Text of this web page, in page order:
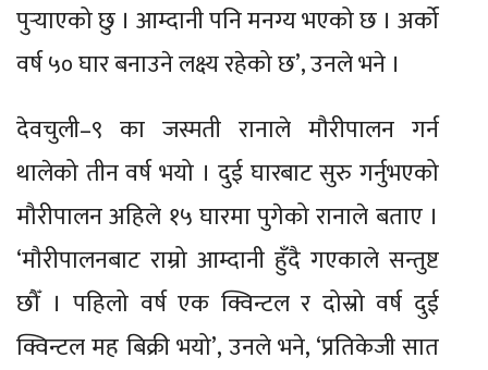
पुर्‍याएको छु । आम्दानी पनि मनग्य भएको छ । अर्को
वर्ष ५० घार बनाउने लक्ष्य रहेको छ’, उनले भने ।
देवचुली–९ का जस्मती रानाले मौरीपालन गर्न
थालेको तीन वर्ष भयो । दुई घारबाट सुरु गर्नुभएको
मौरीपालन अहिले १५ घारमा पुगेको रानाले बताए ।
‘मौरीपालनबाट राम्रो आम्दानी हुँदै गएकाले सन्तुष्ट
छौँ । पहिलो वर्ष एक क्विन्टल र दोस्रो वर्ष दुई
क्विन्टल मह बिक्री भयो’, उनले भने, ‘प्रतिकेजी सात